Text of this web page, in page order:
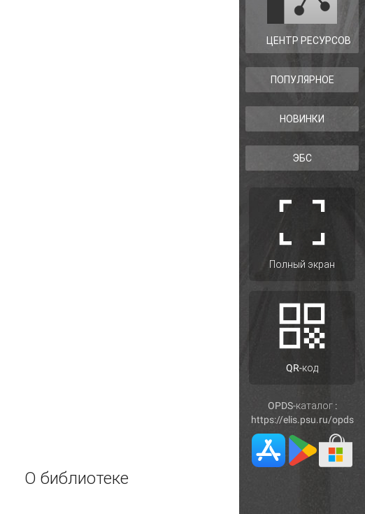
О библиотеке
ЦЕНТР РЕСУРСОВ
ПОПУЛЯРНОЕ
НОВИНКИ
ЭБС
Полный экран
QR-код
OPDS-каталог :
https://elis.psu.ru/opds